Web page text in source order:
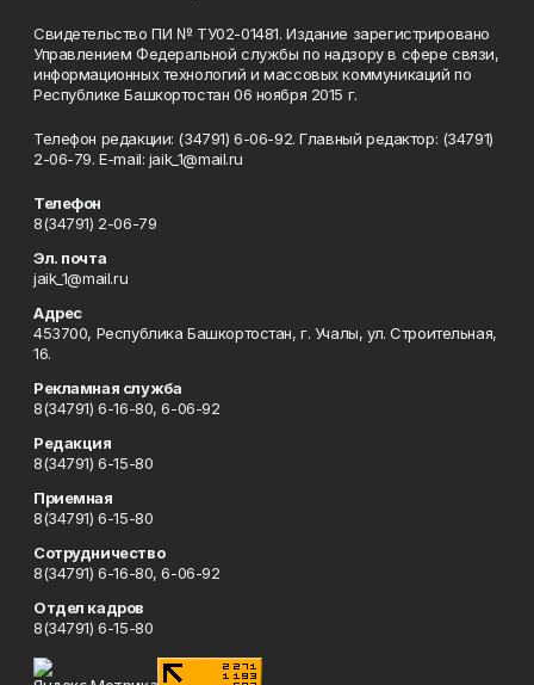
Свидетельство ПИ № ТУ02-01481. Издание зарегистрировано
Управлением Федеральной службы по надзору в сфере связи,
информационных технологий и массовых коммуникаций по
Республике Башкортостан 06 ноября 2015 г.
Телефон редакции: (34791) 6-06-92. Главный редактор: (34791)
2-06-79. Е-mаil: jaik_1@mail.ru
Телефон
8(34791) 2-06-79
Эл. почта
jaik_1@mail.ru
Адрес
453700, Республика Башкортостан, г. Учалы, ул. Строительная,
16.
Рекламная служба
8(34791) 6-16-80, 6-06-92
Редакция
8(34791) 6-15-80
Приемная
8(34791) 6-15-80
Сотрудничество
8(34791) 6-16-80, 6-06-92
Отдел кадров
8(34791) 6-15-80